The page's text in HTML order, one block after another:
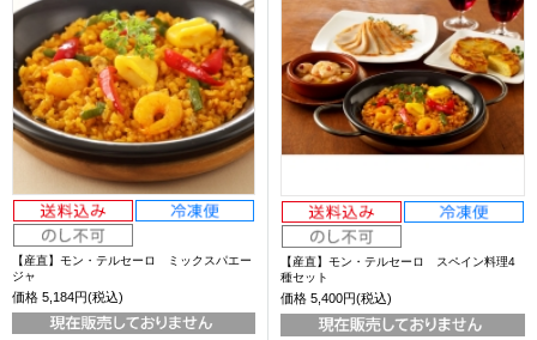
【産直】モン・テルセーロ ミックスパエー
ジャ
価格 5,184円(税込)
【産直】モン・テルセーロ スペイン料理4
種セット
価格 5,400円(税込)